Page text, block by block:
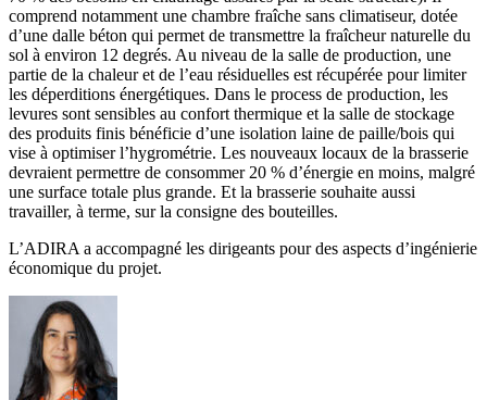
comprend notamment une chambre fraîche sans climatiseur, dotée
d’une dalle béton qui permet de transmettre la fraîcheur naturelle du
sol à environ 12 degrés. Au niveau de la salle de production, une
partie de la chaleur et de l’eau résiduelles est récupérée pour limiter
les déperditions énergétiques. Dans le process de production, les
levures sont sensibles au confort thermique et la salle de stockage
des produits finis bénéficie d’une isolation laine de paille/bois qui
vise à optimiser l’hygrométrie. Les nouveaux locaux de la brasserie
devraient permettre de consommer 20 % d’énergie en moins, malgré
une surface totale plus grande. Et la brasserie souhaite aussi
travailler, à terme, sur la consigne des bouteilles.
L’ADIRA a accompagné les dirigeants pour des aspects d’ingénierie
économique du projet.